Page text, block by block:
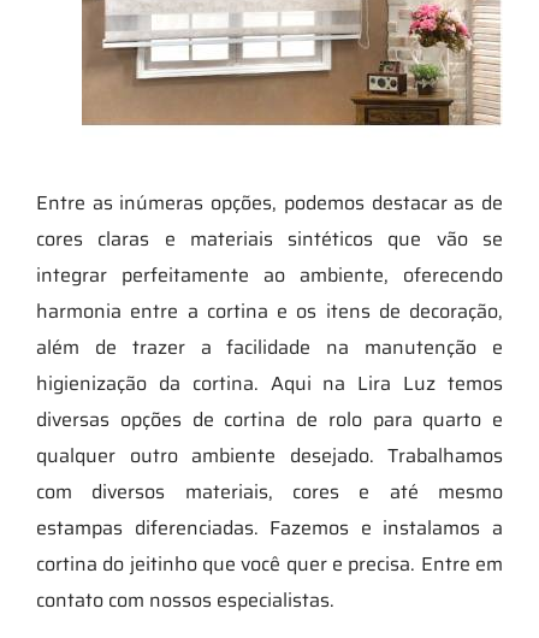
Entre as inúmeras opções, podemos destacar as de
cores claras e materiais sintéticos que vão se
integrar perfeitamente ao ambiente, oferecendo
harmonia entre a cortina e os itens de decoração,
além de trazer a facilidade na manutenção e
higienização da cortina. Aqui na Lira Luz temos
diversas opções de cortina de rolo para quarto e
qualquer outro ambiente desejado. Trabalhamos
com diversos materiais, cores e até mesmo
estampas diferenciadas. Fazemos e instalamos a
cortina do jeitinho que você quer e precisa. Entre em
contato com nossos especialistas.